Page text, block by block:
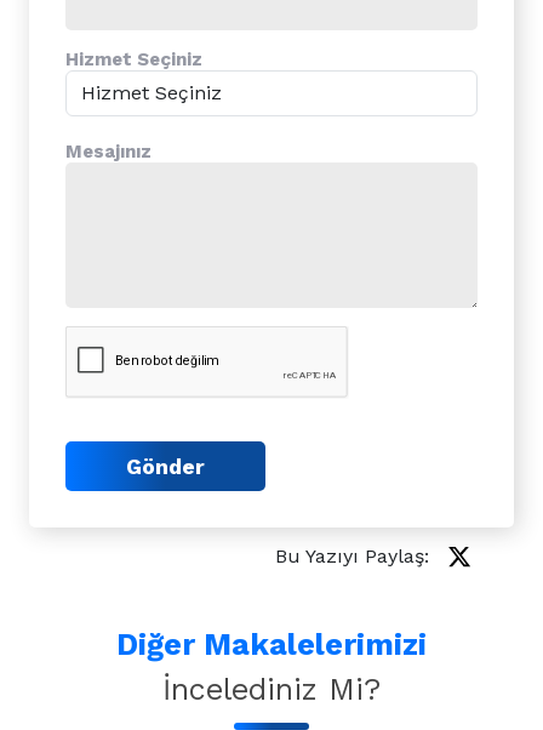
Hizmet Seçiniz
Mesajınız
Gönder
Bu Yazıyı Paylaş:
Diğer Makalelerimizi
İncelediniz Mi?